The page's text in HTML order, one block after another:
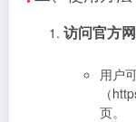
访问官方
用户
（
页。